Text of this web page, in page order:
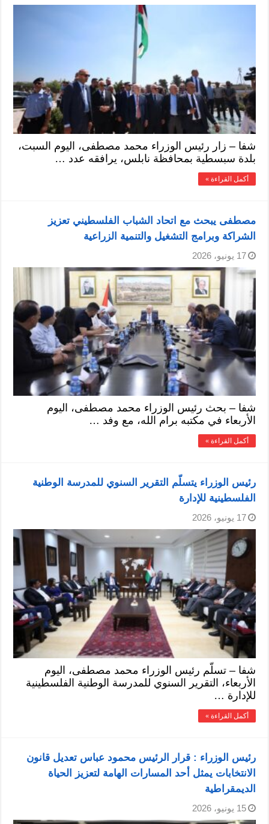
شفا – زار رئيس الوزراء محمد مصطفى، اليوم السبت،
بلدة سبسطية بمحافظة نابلس، يرافقه عدد …
أكمل القراءة »
مصطفى يبحث مع اتحاد الشباب الفلسطيني تعزيز
الشراكة وبرامج التشغيل والتنمية الزراعية
17 يونيو، 2026
شفا – بحث رئيس الوزراء محمد مصطفى، اليوم
الأربعاء في مكتبه برام الله، مع وفد …
أكمل القراءة »
رئيس الوزراء يتسلّم التقرير السنوي للمدرسة الوطنية
الفلسطينية للإدارة
17 يونيو، 2026
شفا – تسلّم رئيس الوزراء محمد مصطفى، اليوم
الأربعاء، التقرير السنوي للمدرسة الوطنية الفلسطينية
للإدارة …
أكمل القراءة »
رئيس الوزراء : قرار الرئيس محمود عباس تعديل قانون
الانتخابات يمثل أحد المسارات الهامة لتعزيز الحياة
الديمقراطية
15 يونيو، 2026